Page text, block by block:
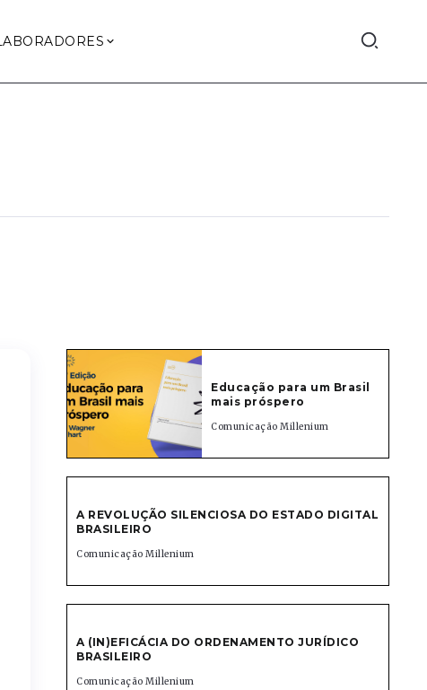
Educação para um Brasil
mais próspero
Comunicação Millenium
A REVOLUÇÃO SILENCIOSA DO ESTADO DIGITAL
BRASILEIRO
Comunicação Millenium
A (IN)EFICÁCIA DO ORDENAMENTO JURÍDICO
BRASILEIRO
Comunicação Millenium